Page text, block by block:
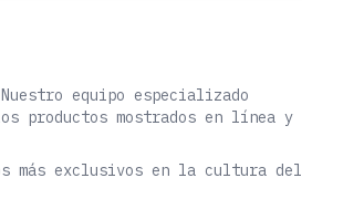
equipo especializado
productos mostrados en línea y
más exclusivos en la cultura del